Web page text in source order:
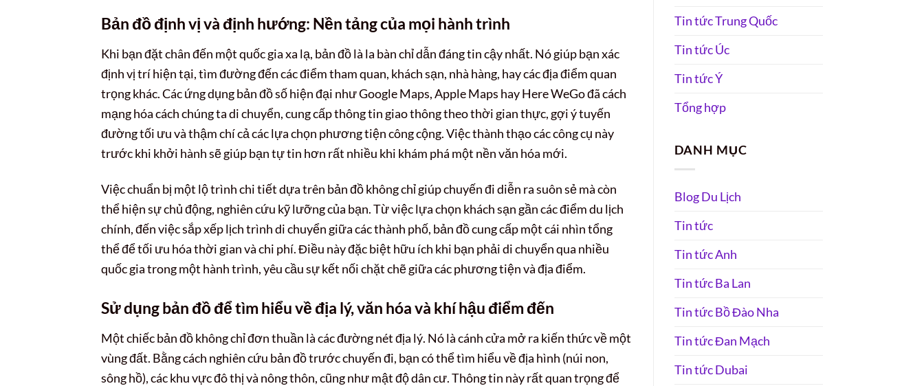
Bản đồ định vị và định hướng: Nền tảng của mọi hành trình
Khi bạn đặt chân đến một quốc gia xa lạ, bản đồ là la bàn chỉ dẫn đáng tin cậy nhất. Nó giúp bạn xác
định vị trí hiện tại, tìm đường đến các điểm tham quan, khách sạn, nhà hàng, hay các địa điểm quan
trọng khác. Các ứng dụng bản đồ số hiện đại như Google Maps, Apple Maps hay Here WeGo đã cách
mạng hóa cách chúng ta di chuyển, cung cấp thông tin giao thông theo thời gian thực, gợi ý tuyến
đường tối ưu và thậm chí cả các lựa chọn phương tiện công cộng. Việc thành thạo các công cụ này
trước khi khởi hành sẽ giúp bạn tự tin hơn rất nhiều khi khám phá một nền văn hóa mới.
Việc chuẩn bị một lộ trình chi tiết dựa trên bản đồ không chỉ giúp chuyến đi diễn ra suôn sẻ mà còn
thể hiện sự chủ động, nghiên cứu kỹ lưỡng của bạn. Từ việc lựa chọn khách sạn gần các điểm du lịch
chính, đến việc sắp xếp lịch trình di chuyển giữa các thành phố, bản đồ cung cấp một cái nhìn tổng
thể để tối ưu hóa thời gian và chi phí. Điều này đặc biệt hữu ích khi bạn phải di chuyển qua nhiều
quốc gia trong một hành trình, yêu cầu sự kết nối chặt chẽ giữa các phương tiện và địa điểm.
Sử dụng bản đồ để tìm hiểu về địa lý, văn hóa và khí hậu điểm đến
Một chiếc bản đồ không chỉ đơn thuần là các đường nét địa lý. Nó là cánh cửa mở ra kiến thức về một
vùng đất. Bằng cách nghiên cứu bản đồ trước chuyến đi, bạn có thể tìm hiểu về địa hình (núi non,
sông hồ), các khu vực đô thị và nông thôn, cũng như mật độ dân cư. Thông tin này rất quan trọng để
Tin tức Trung Quốc
Tin tức Úc
Tin tức Ý
Tổng hợp
DANH MỤC
Blog Du Lịch
Tin tức
Tin tức Anh
Tin tức Ba Lan
Tin tức Bồ Đào Nha
Tin tức Đan Mạch
Tin tức Dubai